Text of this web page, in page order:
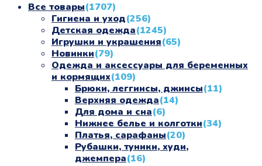
Все товары(1707)
Гигиена и уход(256)
Детская одежда(1245)
Игрушки и украшения(65)
Новинки(79)
Одежда и аксессуары для беременных
и кормящих(109)
Брюки, леггинсы, джинсы(11)
Верхняя одежда(14)
Для дома и сна(6)
Нижнее белье и колготки(34)
Платья, сарафаны(20)
Рубашки, туники, худи,
джемпера(16)